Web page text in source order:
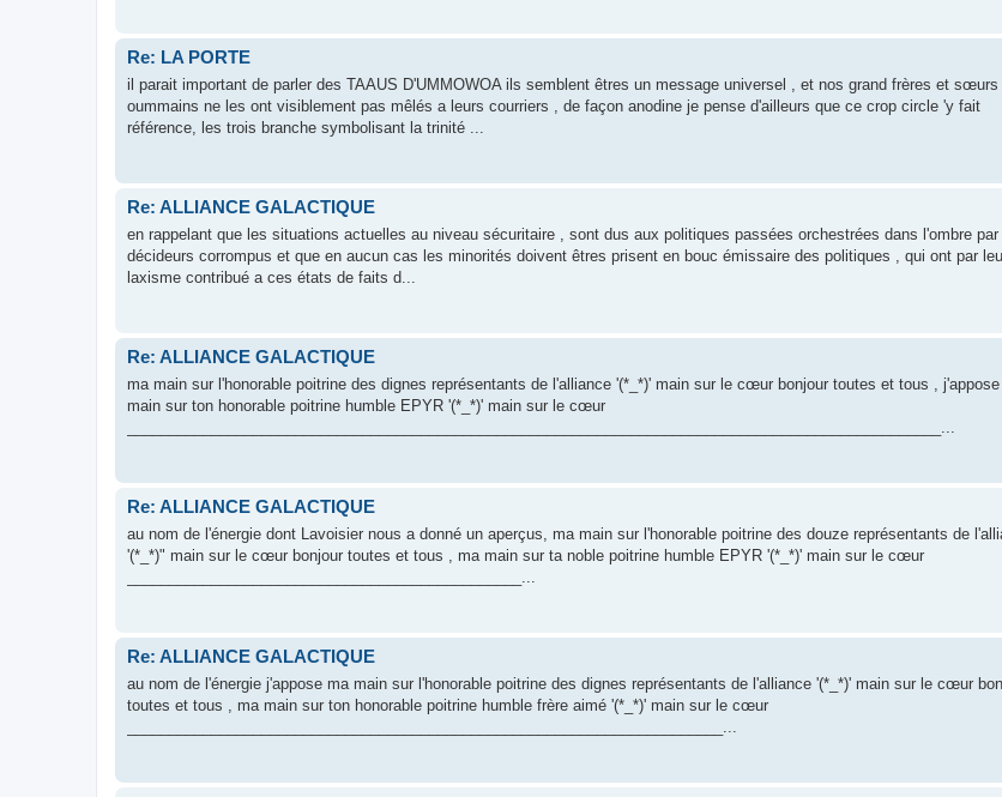
Re: LA PORTE
il parait important de parler des TAAUS D'UMMOWOA ils semblent êtres un message universel , et nos grand frères et sœurs
oummains ne les ont visiblement pas mêlés a leurs courriers , de façon anodine je pense d'ailleurs que ce crop circle 'y fait
référence, les trois branche symbolisant la trinité ...
Re: ALLIANCE GALACTIQUE
en rappelant que les situations actuelles au niveau sécuritaire , sont dus aux politiques passées orchestrées dans l'ombre par
décideurs corrompus et que en aucun cas les minorités doivent êtres prisent en bouc émissaire des politiques , qui ont par
laxisme contribué a ces états de faits d...
Re: ALLIANCE GALACTIQUE
ma main sur l'honorable poitrine des dignes représentants de l'alliance '(*_*)' main sur le cœur bonjour toutes et tous ,
main sur ton honorable poitrine humble EPYR '(*_*)' main sur le cœur
Re: ALLIANCE GALACTIQUE
au nom de l'énergie dont Lavoisier nous a donné un aperçus, ma main sur l'honorable poitrine des douze représentants de
'(*_*)" main sur le cœur bonjour toutes et tous , ma main sur ta noble poitrine humble EPYR '(*_*)' main sur le cœur
Re: ALLIANCE GALACTIQUE
au nom de l'énergie j'appose ma main sur l'honorable poitrine des dignes représentants de l'alliance '(*_*)' main sur le cœur
toutes et tous , ma main sur ton honorable poitrine humble frère aimé '(*_*)' main sur le cœur